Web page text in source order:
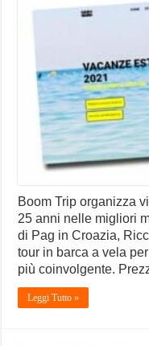
Boom Trip organizza
25 anni nelle migliori
di Pag in Croazia,
tour in barca a vela
più coinvolgente.
Leggi Tutto »